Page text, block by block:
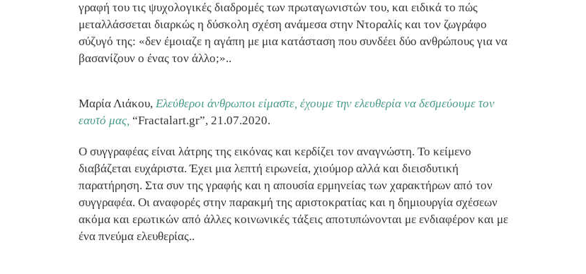
γραφή του τις ψυχολογικές διαδρομές των πρωταγωνιστών του, και ειδικά το πώς
μεταλλάσσεται διαρκώς η δύσκολη σχέση ανάμεσα στην Ντοραλίς και τον ζωγράφο
σύζυγό της: «δεν έμοιαζε η αγάπη με μια κατάσταση που συνδέει δύο ανθρώπους για να
βασανίζουν ο ένας τον άλλο;»..
Μαρία Λιάκου, Ελεύθεροι άνθρωποι είμαστε, έχουμε την ελευθερία να δεσμεύουμε τον
εαυτό μας, “Fractalart.gr”, 21.07.2020.
Ο συγγραφέας είναι λάτρης της εικόνας και κερδίζει τον αναγνώστη. Το κείμενο
διαβάζεται ευχάριστα. Έχει μια λεπτή ειρωνεία, χιούμορ αλλά και διεισδυτική
παρατήρηση. Στα συν της γραφής και η απουσία ερμηνείας των χαρακτήρων από τον
συγγραφέα. Οι αναφορές στην παρακμή της αριστοκρατίας και η δημιουργία σχέσεων
ακόμα και ερωτικών από άλλες κοινωνικές τάξεις αποτυπώνονται με ενδιαφέρον και με
ένα πνεύμα ελευθερίας..